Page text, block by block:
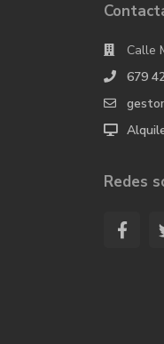
Calle
679
Redes